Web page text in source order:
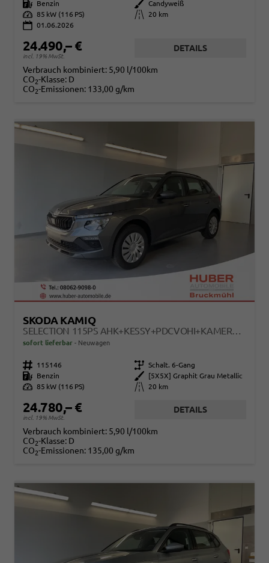
Kraftstoff Benzin Außenfarbe
Candyweiß
Leistung 85 kW (116 PS) Kilometerstand
20 km
01.06.2026
24.490,– €
incl. 19% MwSt.
DETAILS
Verbrauch kombiniert: 5,90 l/100km
CO2-Klasse: D
CO2-Emissionen: 133,00 g/km
SKODA KAMIQ
SELECTION 115PS AHK+KESSY+PDCVOHI+KAMERA+CLIMATRONIC+APPCONNECT+SITZHEIZUNG
sofort lieferbar Neuwagen
Fahrzeugnr. 115146 Getriebe Schalt. 6-Gang
Kraftstoff
Benzin Außenfarbe
[5X5X] Graphit Grau Metallic
Leistung 85 kW (116 PS) Kilometerstand 20 km
24.780,– €
incl. 19% MwSt.
DETAILS
Verbrauch kombiniert: 5,90 l/100km
CO2-Klasse: D
CO2-Emissionen: 135,00 g/km